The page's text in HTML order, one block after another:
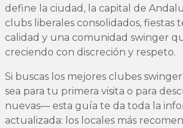
define la ciudad, la capital de
clubs liberales consolidados, fiestas
calidad y una comunidad swinger
creciendo con discreción y respeto.
Si buscas los mejores clubes
sea para tu primera visita o para
nuevas— esta guía te da toda la
actualizada: los locales más